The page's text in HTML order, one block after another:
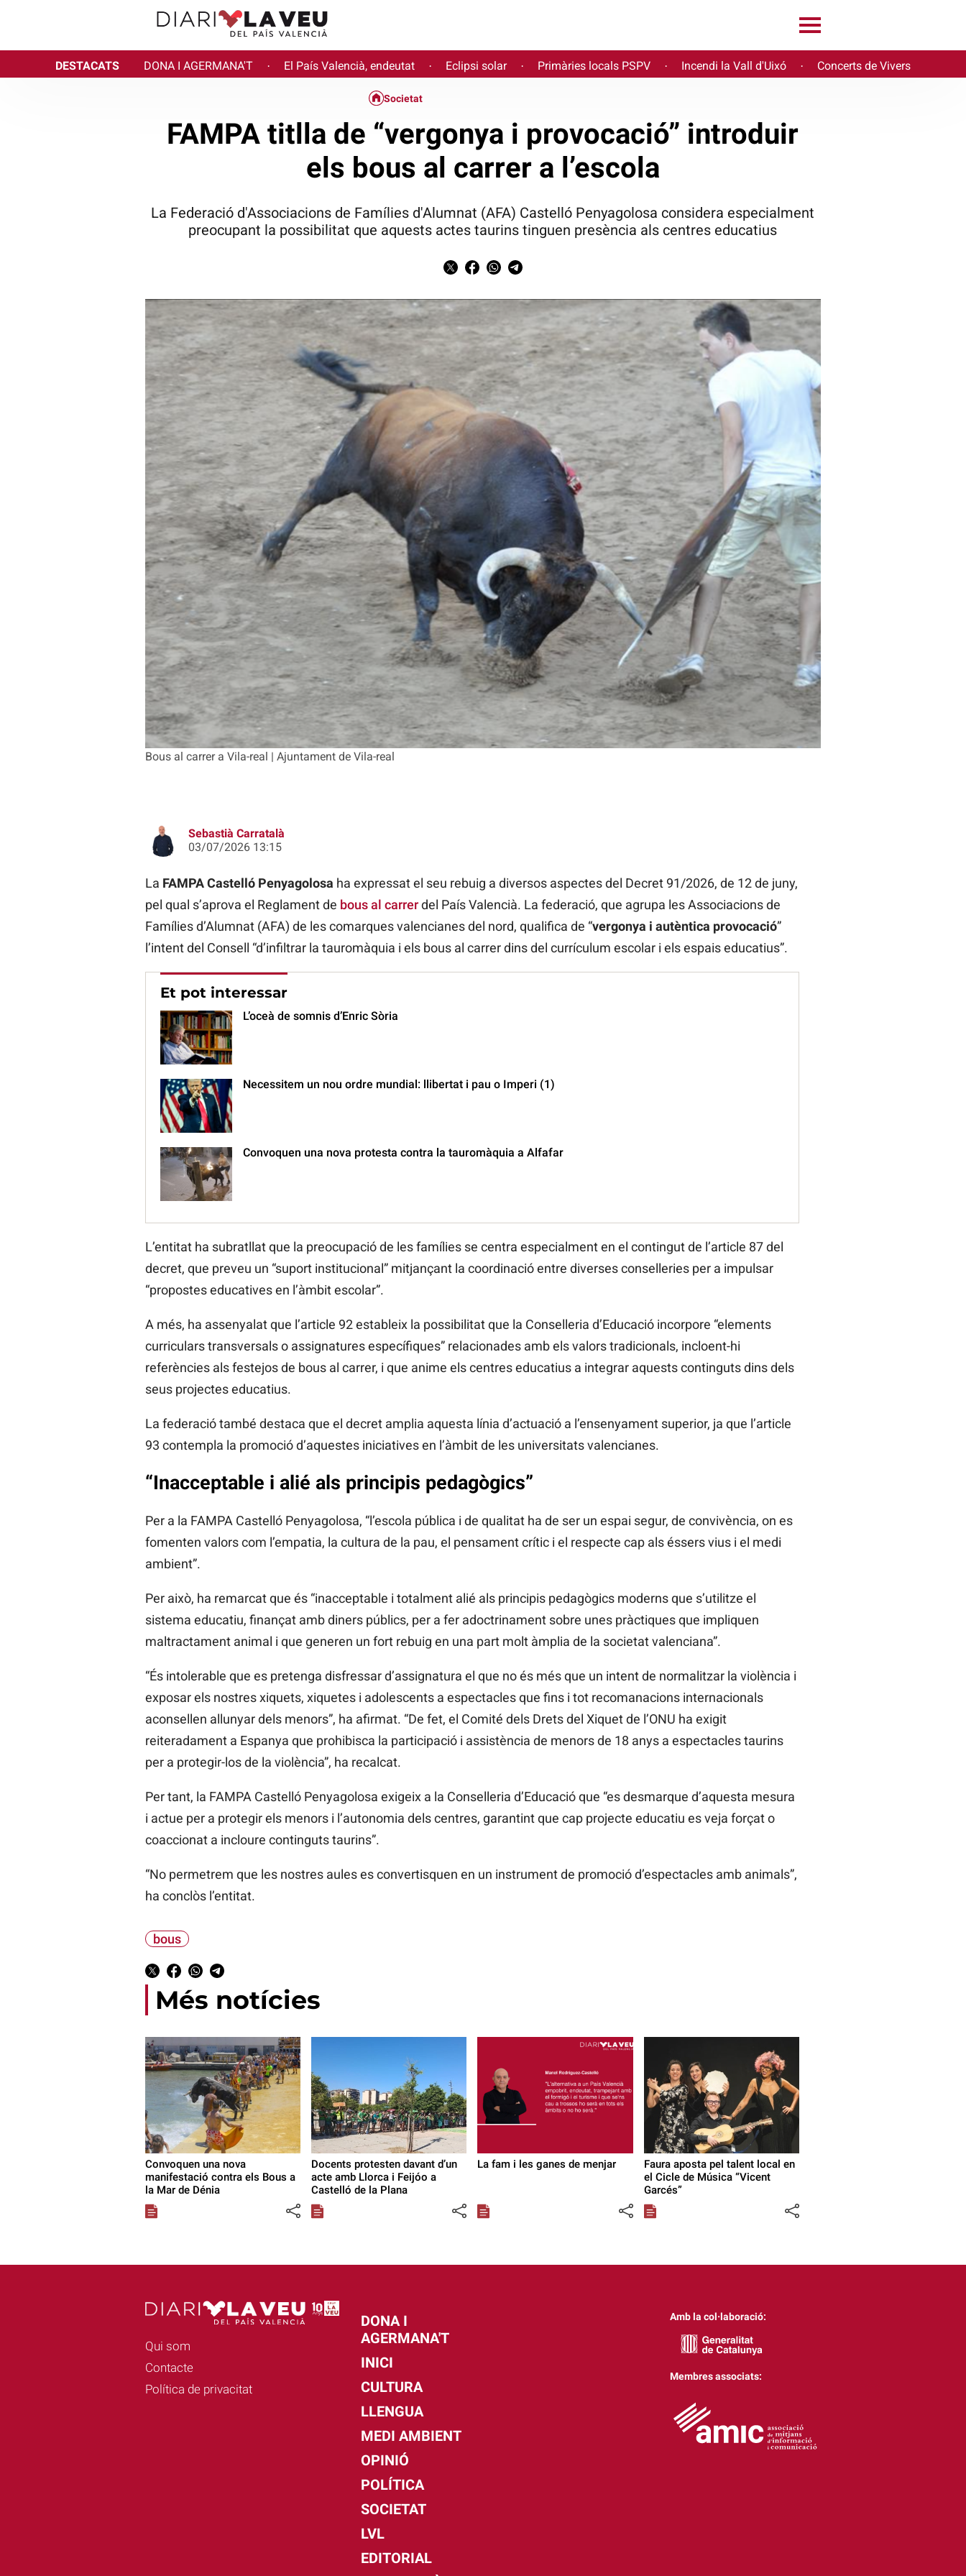
DESTACATS DONA I AGERMANA'T · El País Valencià, endeutat · Eclipsi solar · Primàries locals PSPV · Incendi la Vall d'Uixó · Concerts de Vivers
Bous al carrer a Vila-real | Ajuntament de Vila-real
Societat
FAMPA titlla de “vergonya i provocació” introduir
els bous al carrer a l’escola
La Federació d'Associacions de Famílies d'Alumnat (AFA) Castelló Penyagolosa considera especialment
preocupant la possibilitat que aquests actes taurins tinguen presència als centres educatius
Sebastià Carratalà
03/07/2026 13:15
La FAMPA Castelló Penyagolosa ha expressat el seu rebuig a diversos aspectes del Decret 91/2026, de 12 de juny,
pel qual s’aprova el Reglament de bous al carrerdel País Valencià. La federació, que agrupa les Associacions de
Famílies d’Alumnat (AFA) de les comarques valencianes del nord, qualifica de “vergonya i autèntica provocació”
l’intent del Consell “d’infiltrar la tauromàquia i els bous al carrer dins del currículum escolar i els espais educatius”.
Et pot interessar
L’oceà de somnis d’Enric Sòria
Necessitem un nou ordre mundial: llibertat i pau o Imperi (1)
Convoquen una nova protesta contra la tauromàquia a Alfafar
L’entitat ha subratllat que la preocupació de les famílies se centra especialment en el contingut de l’article 87 del
decret, que preveu un “suport institucional” mitjançant la coordinació entre diverses conselleries per a impulsar
“propostes educatives en l’àmbit escolar”.
A més, ha assenyalat que l’article 92 estableix la possibilitat que la Conselleria d’Educació incorpore “elements
curriculars transversals o assignatures específiques” relacionades amb els valors tradicionals, incloent-hi
referències als festejos de bous al carrer, i que anime els centres educatius a integrar aquests continguts dins dels
seus projectes educatius.
La federació també destaca que el decret amplia aquesta línia d’actuació a l’ensenyament superior, ja que l’article
93 contempla la promoció d’aquestes iniciatives en l’àmbit de les universitats valencianes.
“Inacceptable i alié als principis pedagògics”
Per a la FAMPA Castelló Penyagolosa, “l’escola pública i de qualitat ha de ser un espai segur, de convivència, on es
fomenten valors com l’empatia, la cultura de la pau, el pensament crític i el respecte cap als éssers vius i el medi
ambient”.
Per això, ha remarcat que és “inacceptable i totalment alié als principis pedagògics moderns que s’utilitze el
sistema educatiu, finançat amb diners públics, per a fer adoctrinament sobre unes pràctiques que impliquen
maltractament animal i que generen un fort rebuig en una part molt àmplia de la societat valenciana”.
“És intolerable que es pretenga disfressar d’assignatura el que no és més que un intent de normalitzar la violència i
exposar els nostres xiquets, xiquetes i adolescents a espectacles que fins i tot recomanacions internacionals
aconsellen allunyar dels menors”, ha afirmat. “De fet, el Comité dels Drets del Xiquet de l’ONU ha exigit
reiteradament a Espanya que prohibisca la participació i assistència de menors de 18 anys a espectacles taurins
per a protegir-los de la violència”, ha recalcat.
Per tant, la FAMPA Castelló Penyagolosa exigeix a la Conselleria d’Educació que “es desmarque d’aquesta mesura
i actue per a protegir els menors i l’autonomia dels centres, garantint que cap projecte educatiu es veja forçat o
coaccionat a incloure continguts taurins”.
“No permetrem que les nostres aules es convertisquen en un instrument de promoció d’espectacles amb animals”,
ha conclòs l’entitat.
bous
Més notícies
Convoquen una nova
manifestació contra els Bous a
la Mar de Dénia
Docents protesten davant d’un
acte amb Llorca i Feijóo a
Castelló de la Plana
La fam i les ganes de menjar
Faura aposta pel talent local en
el Cicle de Música “Vicent
Garcés”
Qui som
Contacte
Política de privacitat
DONA I
AGERMANA'T
INICI
CULTURA
LLENGUA
MEDI AMBIENT
OPINIÓ
POLÍTICA
SOCIETAT
LVL
EDITORIAL
Amb la col·laboració:
Membres associats: